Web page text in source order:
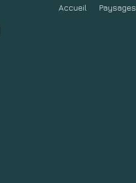
Accueil Paysages